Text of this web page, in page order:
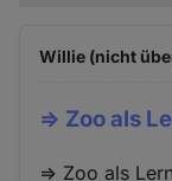
Willie (nicht
=> Zoo als
=> Zoo als